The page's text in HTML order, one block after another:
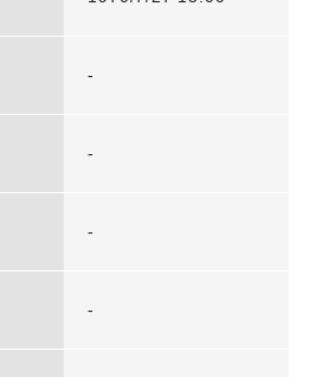
-
-
-
-